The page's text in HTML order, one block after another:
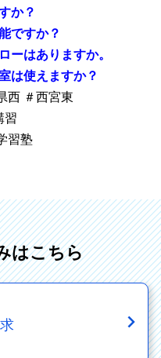
か？
ですか？
ーはありますか。
は使えますか？
西 ＃西宮東
習
習塾
はこちら